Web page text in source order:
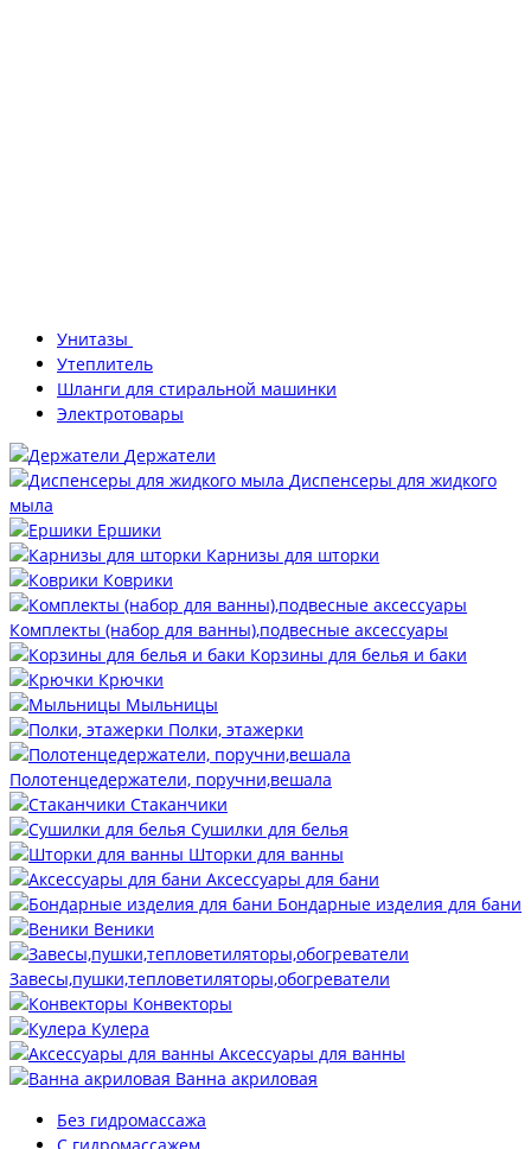
Унитазы
Утеплитель
Шланги для стиральной машинки
Электротовары
Держатели
Диспенсеры для жидкого
мыла
Ершики
Карнизы для шторки
Коврики
Комплекты (набор для ванны),подвесные аксессуары
Корзины для белья и баки
Крючки
Мыльницы
Полки, этажерки
Полотенцедержатели, поручни,вешала
Стаканчики
Сушилки для белья
Шторки для ванны
Аксессуары для бани
Бондарные изделия для бани
Веники
Завесы,пушки,тепловетиляторы,обогреватели
Конвекторы
Кулера
Аксессуары для ванны
Ванна акриловая
Без гидромассажа